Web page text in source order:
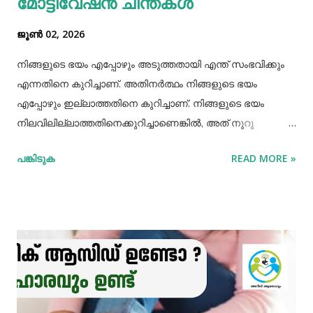
കാൽസ്യ...
ജൂൺ 02, 2026
നിങ്ങളുടെ ഭയം എപ്പോഴും അടുത്തതായി എന്ത് സംഭവിക്കും
എന്നതിനെ കുറിച്ചാണ്. അതിനർത്ഥം നിങ്ങളുടെ ഭയം
എപ്പോഴും ഇല്ലാത്തതിനെ കുറിച്ചാണ്. നിങ്ങളുടെ ഭയം
നിലവിലില്ലാത്തതിനെക്കുറിച്ചാണെങ്കിൽ, അത് നൂറു
തീരുമാനങ്ങൾക്ക് ഭാവി എന്ത് നിറം നൽകുമെന്ന ഭയം നമ്മൾ
ചെറുപ്പത്തിൽ ഒരു കാട്ടുപൂച്ച അദ്ദേഹത്തിന് നേരെ
ചാടിവീണിരുന്നു. കുട്ടിക്കാലത്ത് കടന്നുവന്ന ആ ഭയം
പ്രായപൂർത്തിയായിട്ടും അദ്ദേഹത്തെ വിട്ടുമാറിയിരുന്നില്ല.
ഭയങ്കരമായ നിരവധി യുദ്ധങ്ങൾ ചെയ്യാൻ ശീലിച്ച
പങ്കിടുക READ MORE »